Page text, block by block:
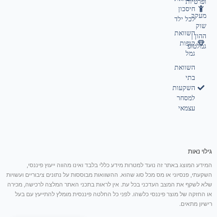
חיסכון
לכל ילד
השוואת
קופות
גמל
השוואת
בתי
השקעות
למסחר
עצמאי
ופרטיות
מעקב
שוק
ההון |
גמלטופ
גילוי נאות
המידע המוצג באתר זה נועד למטרות מידע כללי בלבד ואינו מהווה ייעוץ פיננסי,
השקעתי, פנסיוני או מס מכל סוג שהוא. ההשוואות מבוססות על נתונים ציבוריים ועשויות
שלא לשקף את המצב העדכני בכל עת. אין לראות בתכני האתר המלצה לרכישה, מכירה
או החזקה של מוצר פיננסי כלשהו. לפני כל החלטה פיננסית מומלץ להתייעץ עם בעל
רישיון מתאים.